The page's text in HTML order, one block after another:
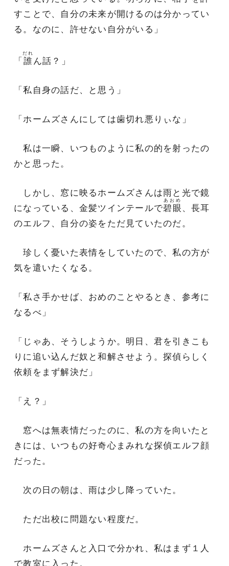
すことで、自分の未来が開けるのは分かってい
る。なのに、許せない自分がいる」
「誰
だれ
ん話？」
「私自身の話だ、と思う」
「ホームズさんにしては歯切れ悪りぃな」
私は一瞬、いつものように私の的を射ったの
かと思った。
しかし、窓に映るホームズさんは雨と光で鏡
になっている、金髪ツインテールで碧眼
あおめ
、長耳
のエルフ、自分の姿をただ見ていたのだ。
珍しく憂いた表情をしていたので、私の方が
気を遣いたくなる。
「私さ手かせば、おめのことやるとき、参考に
なるべ」
「じゃあ、そうしようか。明日、君を引きこも
りに追い込んだ奴と和解させよう。探偵らしく
依頼をまず解決だ」
「え？」
窓へは無表情だったのに、私の方を向いたと
きには、いつもの好奇心まみれな探偵エルフ顔
だった。
次の日の朝は、雨は少し降っていた。
ただ出校に問題ない程度だ。
ホームズさんと入口で分かれ、私はまず１人
で教室に入った。